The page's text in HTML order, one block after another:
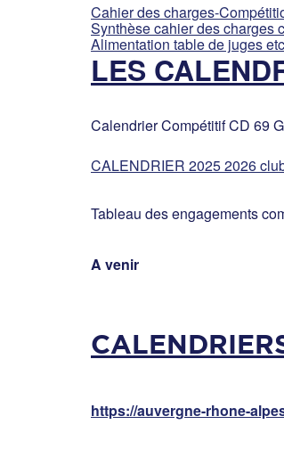
Cahier des charges-
Synthèse cahier des charges
Alimentation table de juges
LES
Calendrier Compétitif CD 69
CALENDRIER 2025 2026
Tableau des engagements
A venir
https://auvergne-rhone-